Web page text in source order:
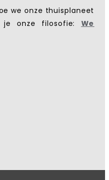
we onze thuisplaneet
je onze filosofie: We